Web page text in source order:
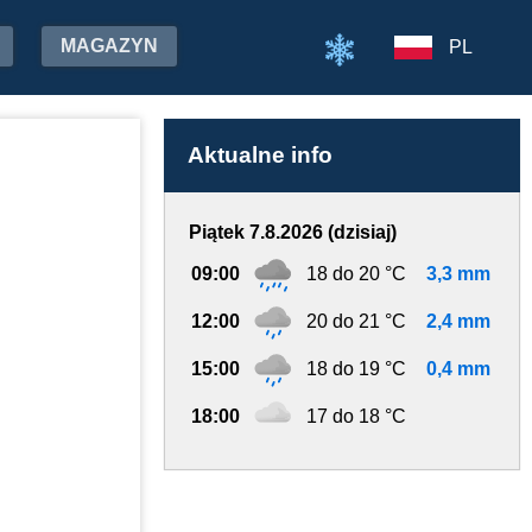
MAGAZYN PL
Aktualne info
Piątek 7.8.2026 (dzisiaj)
09:00 18 do 20 °C 3,3 mm
12:00 20 do 21 °C 2,4 mm
15:00 18 do 19 °C 0,4 mm
18:00 17 do 18 °C